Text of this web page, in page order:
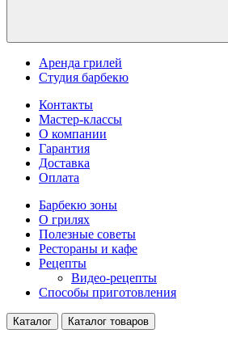
Аренда грилей
Студия барбекю
Контакты
Мастер-классы
О компании
Гарантия
Доставка
Оплата
Барбекю зоны
О грилях
Полезные советы
Рестораны и кафе
Рецепты
Видео-рецепты
Способы приготовления
Каталог Каталог товаров